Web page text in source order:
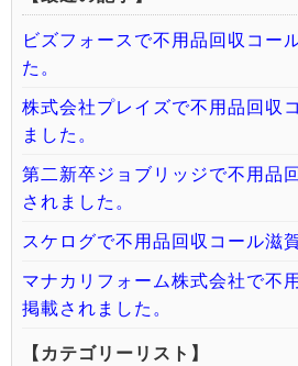
ビズフォースで不用品回収コー
た。
株式会社プレイズで不用品回収
ました。
第二新卒ジョブリッジで不用品
されました。
スケログで不用品回収コール滋
マナカリフォーム株式会社で不
掲載されました。
【カテゴリーリスト】